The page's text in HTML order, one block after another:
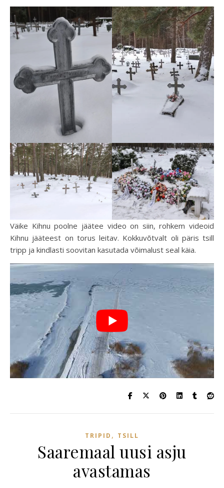
Väike Kihnu poolne jäätee video on siin, rohkem videoid
Kihnu jääteest on torus leitav. Kokkuvõtvalt oli päris tsill
tripp ja kindlasti soovitan kasutada võimalust seal käia.
TRIPID , TSILL
Saaremaal uusi asju
avastamas